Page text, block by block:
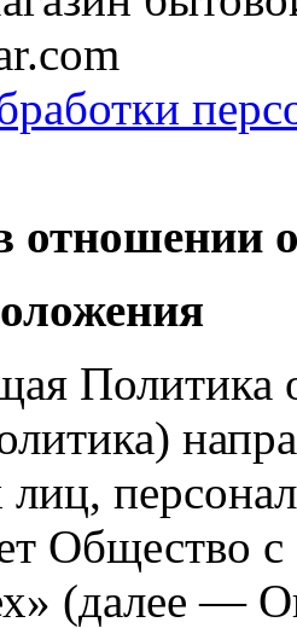
отношении
Политика
лиц,
Общество
(далее —